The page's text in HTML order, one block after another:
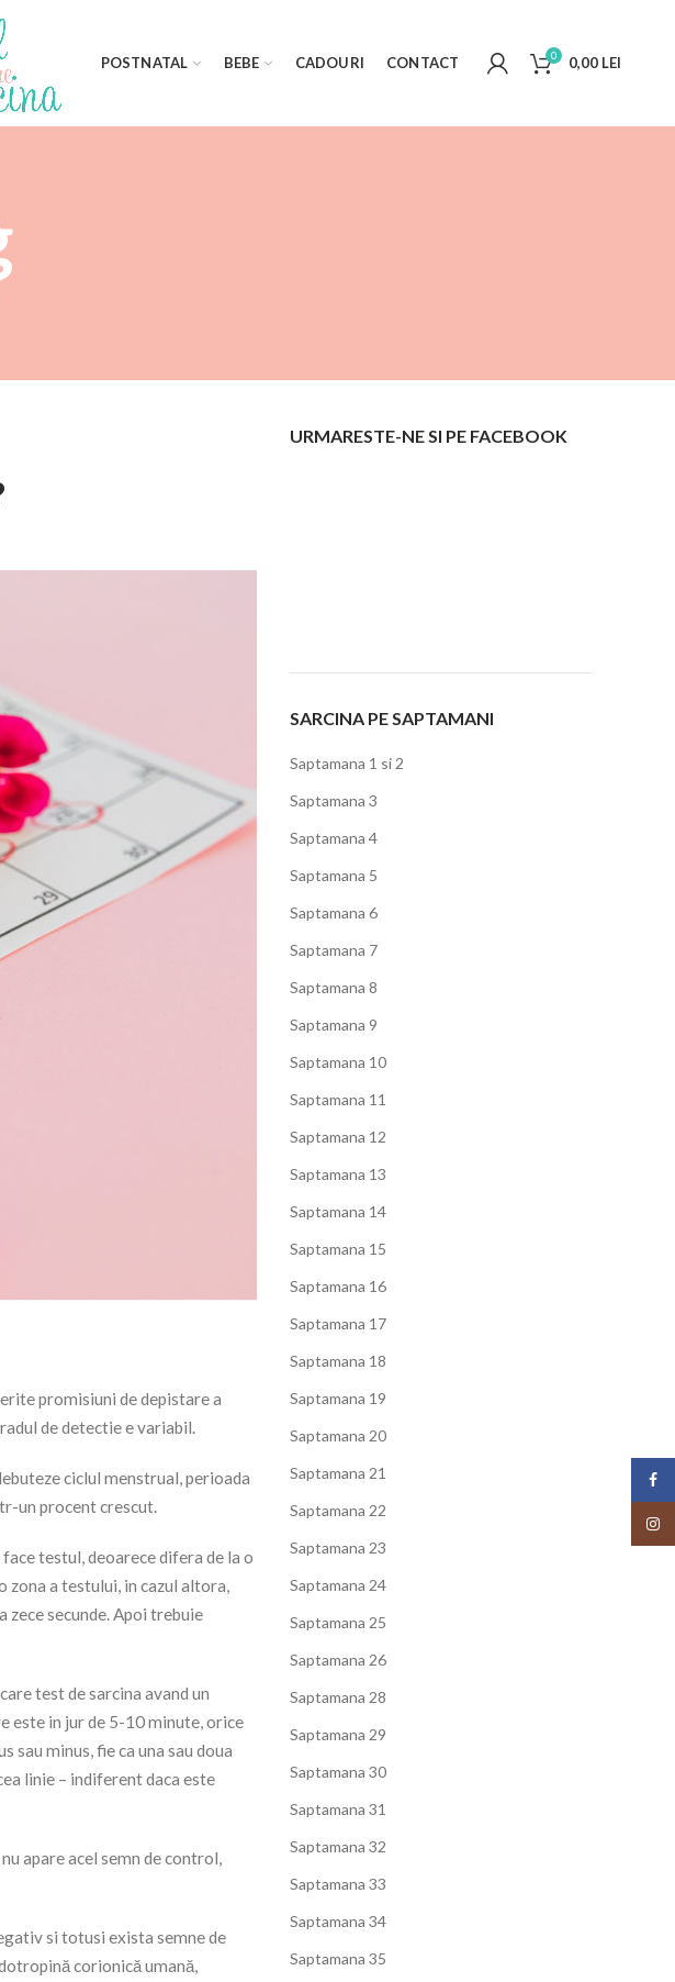
POSTNATAL BEBE CADOURI CONTACT 0 0,00 LEI
promisiuni de depistare a
de detectie e variabil.
ciclul menstrual, perioada
un procent crescut.
testul, deoarece difera de la o
zona a testului, in cazul altora,
secunde. Apoi trebuie
test de sarcina avand un
este in jur de 5-10 minute, orice
minus, fie ca una sau doua
linie – indiferent daca este
apare acel semn de control,
si totusi exista semne de
corionică umană,
URMARESTE-NE SI PE FACEBOOK
SARCINA PE SAPTAMANI
Saptamana 1 si 2
Saptamana 3
Saptamana 4
Saptamana 5
Saptamana 6
Saptamana 7
Saptamana 8
Saptamana 9
Saptamana 10
Saptamana 11
Saptamana 12
Saptamana 13
Saptamana 14
Saptamana 15
Saptamana 16
Saptamana 17
Saptamana 18
Saptamana 19
Saptamana 20
Saptamana 21
Saptamana 22
Saptamana 23
Saptamana 24
Saptamana 25
Saptamana 26
Saptamana 28
Saptamana 29
Saptamana 30
Saptamana 31
Saptamana 32
Saptamana 33
Saptamana 34
Saptamana 35